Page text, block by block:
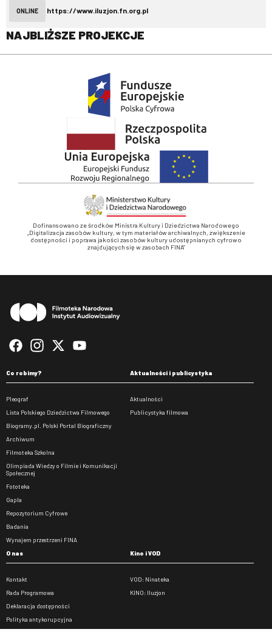
ONLINE https://www.iluzjon.fn.org.pl
NAJBLIŻSZE PROJEKCJE
Dofinansowano ze środków Ministra Kultury i Dziedzictwa Narodowego
„Digitalizacja zasobów kultury, w tym materiałów archiwalnych, zwiększenie
dostępności i poprawa jakości zasobów kultury udostępnianych cyfrowo
znajdujących się w zasobach FINA”
Co robimy?
Pleograf
Lista Polskiego Dziedzictwa Filmowego
Biogramy.pl. Polski Portal Biograficzny
Archiwum
Filmoteka Szkolna
Olimpiada Wiedzy o Filmie i Komunikacji
Społecznej
Fototeka
Gapla
Repozytorium Cyfrowe
Badania
Wynajem przestrzeni FINA
Aktualności i publicystyka
Aktualności
Publicystyka filmowa
O nas
Kontakt
Rada Programowa
Deklaracja dostępności
Polityka antykorupcyjna
Kino i VOD
VOD: Ninateka
KINO: Iluzjon